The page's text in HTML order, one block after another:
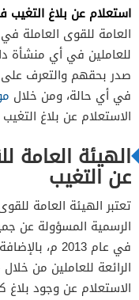
استعلام عن بلاغ التغيب
العامة للقوى العاملة
للعاملين في أي منشأة
صدر بحقهم والتعرف على
في أي حالة، ومن خلال
الاستعلام عن بلاغ التغيب
الهيئة العامة
عن التغيب
تعتبر الهيئة العامة
الرسمية المسؤولة عن
في عام 2013
الرائعة للعاملين من
الاستعلام عن وجود بلاغ